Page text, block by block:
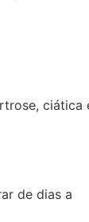
ciática
de dias a